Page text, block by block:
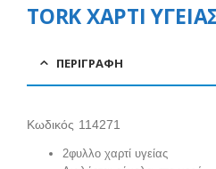
TORK ΧΑΡΤΙ
ΠΕΡΙΓΡΑΦΉ
Κωδικός 114271
2φυλλο χαρτί υγείας